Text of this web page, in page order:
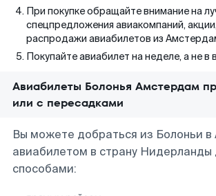
При покупке обращайте внимание на
спецпредложения авиакомпаний,
распродажи авиабилетов из
Покупайте авиабилет на неделе, а не в
Авиабилеты Болонья Амстердам
или с пересадками
Вы можете добраться из Болоньи
авиабилетом в страну Нидерланды
способами: